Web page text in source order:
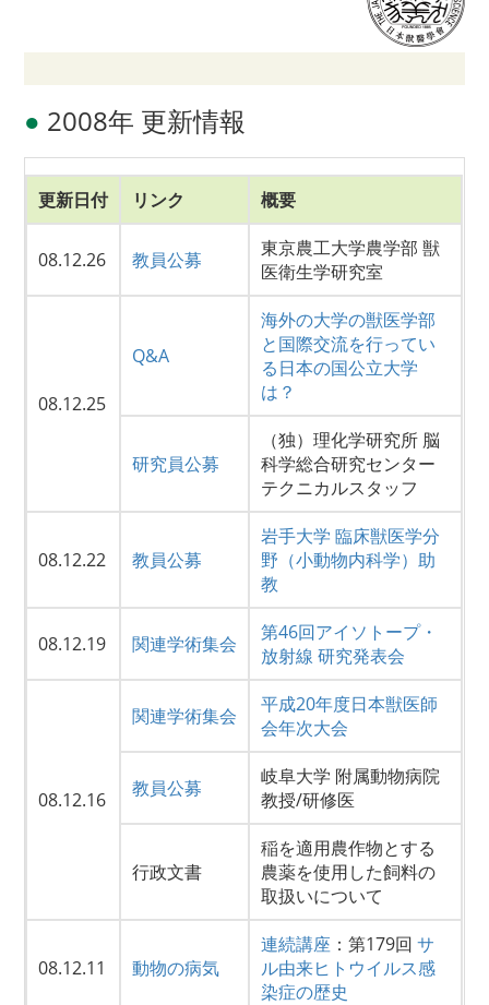
● 2008年 更新情報
更新日付 リンク 概要
08.12.26 教員公募
東京農工大学農学部 獣
医衛生学研究室
08.12.25
Q&A
海外の大学の獣医学部
と国際交流を行ってい
る日本の国公立大学
は？
研究員公募
（独）理化学研究所 脳
科学総合研究センター
テクニカルスタッフ
08.12.22 教員公募
岩手大学 臨床獣医学分
野（小動物内科学）助
教
08.12.19 関連学術集会
第46回アイソトープ・
放射線 研究発表会
08.12.16
関連学術集会
平成20年度日本獣医師
会年次大会
教員公募
岐阜大学 附属動物病院
教授/研修医
行政文書
稲を適用農作物とする
農薬を使用した飼料の
取扱いについて
08.12.11 動物の病気
連続講座 ：第179回サ
ル由来ヒトウイルス感
染症の歴史